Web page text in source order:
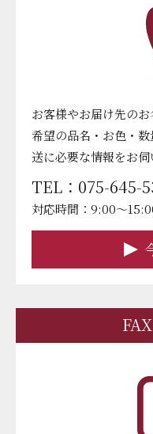
お客様やお届け先の
希望の品名・お色・
送に必要な情報をお伺
TEL：075-645-
対応時間：9:00～